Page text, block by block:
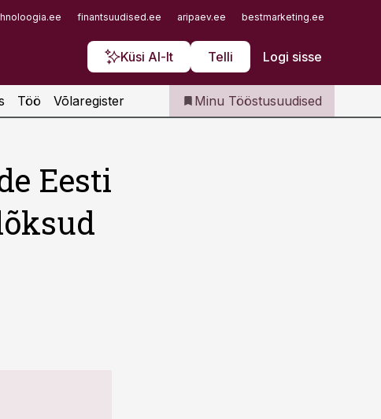
finantsuudised.ee aripaev.ee bestmarketing.ee
Küsi AI-lt Telli Logi sisse
Iseteenindus
Telli Tööstusuudised
Töö Võlaregister Minu Tööstusuudised
Eesti